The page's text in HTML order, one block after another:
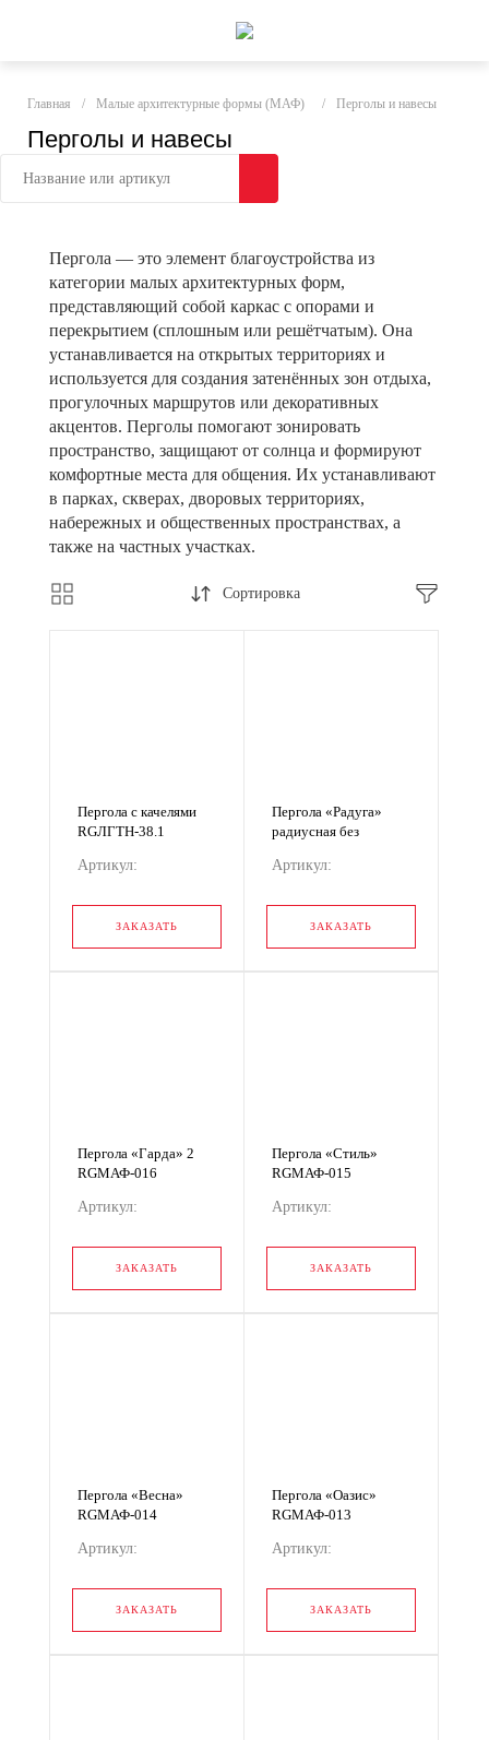
Главная / Малые архитектурные формы (МАФ) / Перголы и навесы
Перголы и навесы
Пергола — это элемент благоустройства из
категории малых архитектурных форм,
представляющий собой каркас с опорами и
перекрытием (сплошным или решётчатым). Она
устанавливается на открытых территориях и
используется для создания затенённых зон отдыха,
прогулочных маршрутов или декоративных
акцентов. Перголы помогают зонировать
пространство, защищают от солнца и формируют
комфортные места для общения. Их устанавливают
в парках, скверах, дворовых территориях,
набережных и общественных пространствах, а
также на частных участках.
Сортировка
Пергола с качелями
RGЛГТН-38.1
Артикул:
ЗАКАЗАТЬ
Пергола «Радуга»
радиусная без
RGМАФ-017
Артикул:
ЗАКАЗАТЬ
Пергола «Гарда» 2
RGМАФ-016
Артикул:
ЗАКАЗАТЬ
Пергола «Стиль»
RGМАФ-015
Артикул:
ЗАКАЗАТЬ
Пергола «Весна»
RGМАФ-014
Артикул:
ЗАКАЗАТЬ
Пергола «Оазис»
RGМАФ-013
Артикул:
ЗАКАЗАТЬ